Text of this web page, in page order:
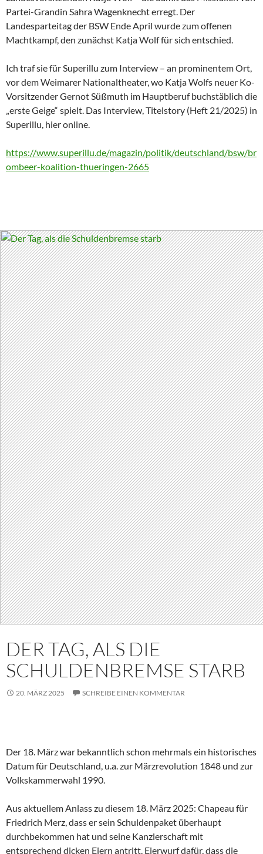
Partei-Grandin Sahra Wagenknecht erregt. Der
Landesparteitag der BSW Ende April wurde zum offenen
Machtkampf, den zunächst Katja Wolf für sich entschied.
Ich traf sie für Superillu zum Interview – an prominentem Ort,
vor dem Weimarer Nationaltheater, wo Katja Wolfs neuer Ko-
Vorsitzender Gernot Süßmuth im Hauptberuf buchstäblich die
„erste Geige“ spielt. Das Interview, Titelstory (Heft 21/2025) in
Superillu, hier online.
https://www.superillu.de/magazin/politik/deutschland/bsw/br
ombeer-koalition-thueringen-2665
DER TAG, ALS DIE
SCHULDENBREMSE STARB
20. MÄRZ 2025 SCHREIBE EINEN KOMMENTAR
Der 18. März war bekanntlich schon mehrmals ein historisches
Datum für Deutschland, u.a. zur Märzrevolution 1848 und zur
Volkskammerwahl 1990.
Aus aktuellem Anlass zu diesem 18. März 2025: Chapeau für
Friedrich Merz, dass er sein Schuldenpaket überhaupt
durchbekommen hat und seine Kanzlerschaft mit
entsprechend dicken Eiern antritt. Eierwurf dafür, dass die